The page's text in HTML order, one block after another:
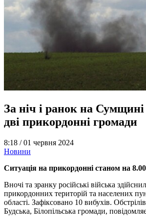
За ніч і ранок на Сумщині
дві прикордонні громади
8:18 /01 червня 2024
Новини
Ситуація на прикордонні станом на
Вночі та зранку російські війська
прикордонних територій та населених
області. Зафіксовано 10 вибухів.
Будська, Білопільська громади,